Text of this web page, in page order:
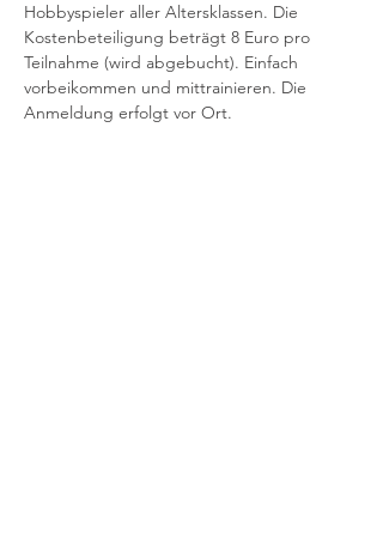
Hobbyspieler aller Altersklassen. Die
Kostenbeteiligung beträgt 8 Euro pro
Teilnahme (wird abgebucht). Einfach
vorbeikommen und mittrainieren. Die
Anmeldung erfolgt vor Ort.